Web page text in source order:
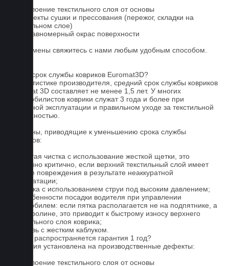
1. Отслоение текстильного слоя от основы
2. Дефекты сушки и прессования (пережог, складки на
текстильном слое)
3. Неравномерный окрас поверхности
Для замены свяжитесь с нами любым удобным способом.
Какой срок службы ковриков Euromat3D?
По статистике производителя, средний срок службы ковриков
Euromat 3D составляет не менее 1,5 лет. У многих
автомобилистов коврики служат 3 года и более при
бережной эксплуатации и правильном уходе за текстильной
поверхностью.
Причины, приводящие к уменьшению срока службы
ковриков:
1. Частая чистка с использование жесткой щетки, это
особенно критично, если верхний текстильный слой имеет
мелкие повреждения в результате неаккуратной
эксплуатации;
2. Мойка с использованием струи под высоким давлением;
3. Особенности посадки водителя при управлении
автомобилем: если пятка располагается не на подпятнике, а
на ковролине, это приводит к быстрому износу верхнего
текстильного слоя коврика;
4. Обувь с жестким каблуком.
На что распространяется гарантия 1 год?
Гарантия установлена на производственные дефекты:
1. Отслоение текстильного слоя от основы